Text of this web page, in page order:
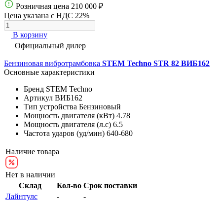
Розничная цена 210 000 ₽
Цена указана с НДС 22%
В корзину
Официальный дилер
Бензиновая вибротрамбовка STEM Techno STR 82 ВИБ162
Основные характеристики
Бренд STEM Techno
Артикул ВИБ162
Тип устройства Бензиновый
Мощность двигателя (кВт) 4.78
Мощность двигателя (л.с) 6.5
Частота ударов (уд/мин) 640-680
Наличие товара
Нет в наличии
Склад
Кол-во Срок поставки
Лайнтулс
-
-